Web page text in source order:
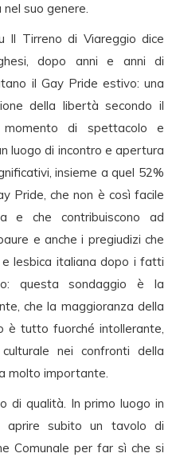
nel suo genere.
Il Tirreno di Viareggio dice
dopo anni e anni di
il Gay Pride estivo: una
della libertà secondo il
di spettacolo e
luogo di incontro e apertura
insieme a quel 52%
Pride, che non è così facile
e che contribuiscono ad
e anche i pregiudizi che
lesbica italiana dopo i fatti
questa sondaggio è la
che la maggioranza della
è tutto fuorché intollerante,
nei confronti della
molto importante.
di qualità. In primo luogo in
aprire subito un tavolo di
Comunale per far sì che si